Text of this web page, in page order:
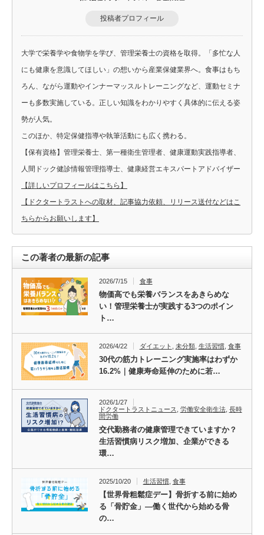
投稿者プロフィール
大学で栄養学や食物学を学び、管理栄養士の資格を取得。「多忙な人
にも健康を意識してほしい」の想いから産業保健業界へ。食事はもち
ろん、ながら運動やインナーマッスルトレーニングなど、運動セミナ
ーも多数実施している。正しい知識をわかりやすく具体的に伝える姿
勢が人気。
このほか、特定保健指導や執筆活動にも広く携わる。
【保有資格】管理栄養士、第一種衛生管理者、健康運動実践指導者、
人間ドック健診情報管理指導士、健康経営エキスパートアドバイザー
【詳しいプロフィールはこちら】
【ドクタートラストへの取材、記事協力依頼、リリース送付などはこ
ちらからお願いします】
この著者の最新の記事
2026/7/15 食事
物価高でも栄養バランスをあきらめな
い！管理栄養士が実践する3つのポイン
ト…
2026/4/22 ダイエット 未分類, 生活習慣, 食事
30代の筋力トレーニング実施率はわずか
16.2%｜健康寿命延伸のために若…
2026/1/27
ドクタートラストニュース
労働安全衛生法, 長時
間労働
交代勤務者の健康管理できていますか？
生活習慣病リスク増加、企業ができる
環…
2025/10/20 生活習慣, 食事
【世界骨粗鬆症デー】骨折する前に始め
る「骨貯金」―働く世代から始める骨
の…